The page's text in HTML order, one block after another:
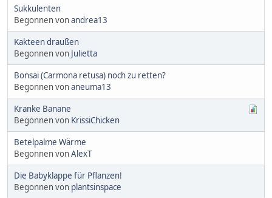
Sukkulenten
Begonnen vonandrea13
Kakteen draußen
Begonnen von Julietta
Bonsai (Carmona retusa) noch zu retten?
Begonnen vonaneuma13
Kranke Banane
Begonnen von KrissiChicken
Betelpalme Wärme
Begonnen vonAlexT
Die Babyklappe für Pflanzen!
Begonnen von plantsinspace